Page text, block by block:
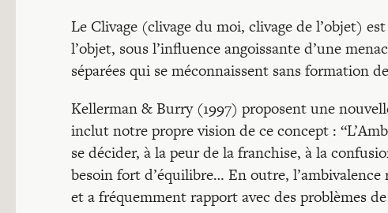
Le Clivage (clivage du moi, clivage de l’objet)
l’objet, sous l’influence angoissante d’une
séparées qui se méconnaissent sans formation
Kellerman & Burry (1997) proposent une
inclut notre propre vision de ce concept :
se décider, à la peur de la franchise, à la
besoin fort d’équilibre… En outre, l’ambivalence
et a fréquemment rapport avec des problèmes